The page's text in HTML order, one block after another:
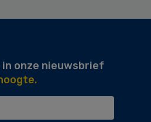
onze nieuwsbrief